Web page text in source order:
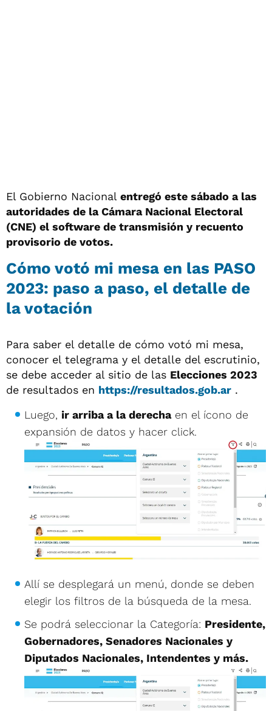
El Gobierno Nacional entregó este sábado a las
autoridades de la Cámara Nacional Electoral
(CNE) el software de transmisión y recuento
provisorio de votos.
Cómo votó mi mesa en las PASO
2023: paso a paso, el detalle de
la votación
Para saber el detalle de cómo votó mi mesa,
conocer el telegrama y el detalle del escrutinio,
se debe acceder al sitio de las Elecciones 2023
de resultados en https://resultados.gob.ar .
Luego, ir arriba a la derechaen el ícono de
expansión de datos y hacer click.
Allí se desplegará un menú, donde se deben
elegir los filtros de la búsqueda de la mesa.
Se podrá seleccionar la Categoría: Presidente,
Gobernadores, Senadores Nacionales y
Diputados Nacionales, Intendentes y más.